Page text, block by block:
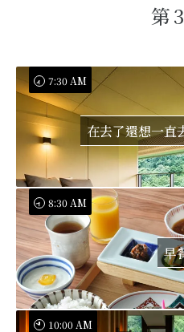
第
在去了還想一直
7:30 AM
早
8:30 AM
10:00 AM